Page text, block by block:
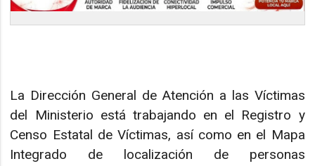
La Dirección General de Atención a las Víctimas
del Ministerio está trabajando en el Registro y
Censo Estatal de Víctimas, así como en el Mapa
Integrado de localización de personas